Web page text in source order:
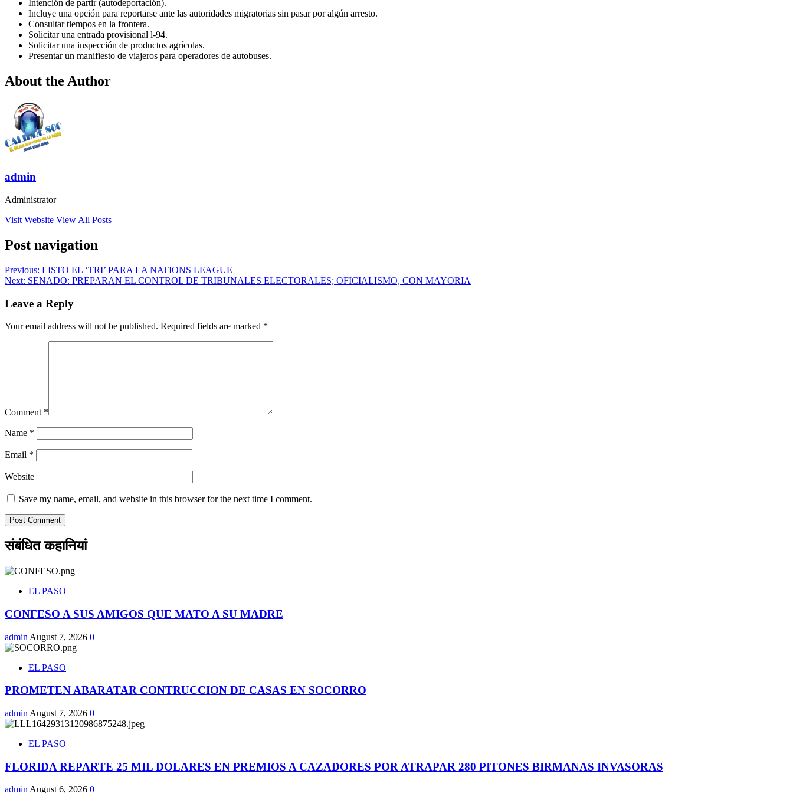
Intención de partir (autodeportación).
Incluye una opción para reportarse ante las autoridades migratorias sin pasar por algún arresto.
Consultar tiempos en la frontera.
Solicitar una entrada provisional l-94.
Solicitar una inspección de productos agrícolas.
Presentar un manifiesto de viajeros para operadores de autobuses.
About the Author
admin
Administrator
Visit Website View All Posts
Post navigation
Previous: LISTO EL ‘TRI’ PARA LA NATIONS LEAGUE
Next: SENADO: PREPARAN EL CONTROL DE TRIBUNALES ELECTORALES; OFICIALISMO, CON MAYORIA
Leave a Reply
Your email address will not be published. Required fields are marked *
Comment *
Name *
Email *
Website
Save my name, email, and website in this browser for the next time I comment.
संबंधित कहानियां
EL PASO
CONFESO A SUS AMIGOS QUE MATO A SU MADRE
admin August 7, 2026 0
EL PASO
PROMETEN ABARATAR CONTRUCCION DE CASAS EN SOCORRO
admin August 7, 2026 0
EL PASO
FLORIDA REPARTE 25 MIL DOLARES EN PREMIOS A CAZADORES POR ATRAPAR 280 PITONES BIRMANAS INVASORAS
adminAugust 6, 2026 0